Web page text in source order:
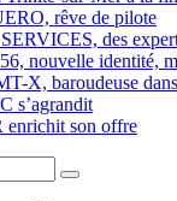
rêve de pilote
des
nouvelle identité,
X, baroudeuse
s’agrandit
son offre